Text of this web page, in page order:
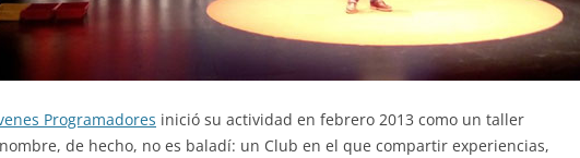
Programadores inició su actividad en febrero 2013 como un taller
de hecho, no es baladí: un Club en el que compartir experiencias,